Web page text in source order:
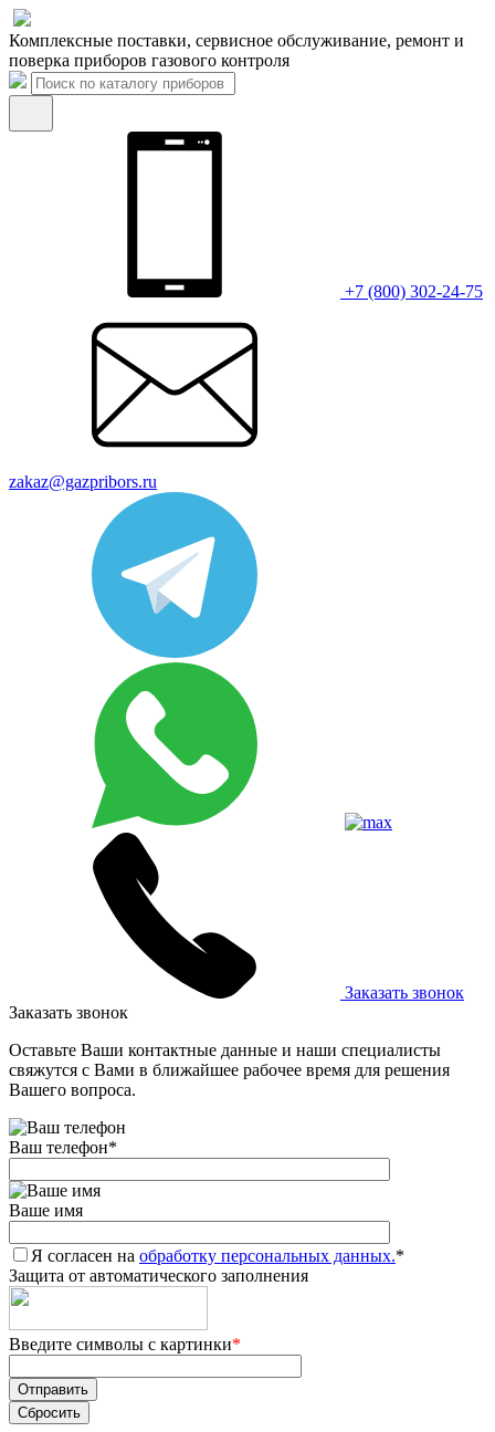
Комплексные поставки, сервисное обслуживание, ремонт и
поверка приборов газового контроля
+7 (800) 302-24-75
zakaz@gazpribors.ru
Заказать звонок
Заказать звонок
Оставьте Ваши контактные данные и наши специалисты
свяжутся с Вами в ближайшее рабочее время для решения
Вашего вопроса.
Ваш телефон*
Ваше имя
Я согласен на обработку персональных данных.*
Защита от автоматического заполнения
Введите символы с картинки*